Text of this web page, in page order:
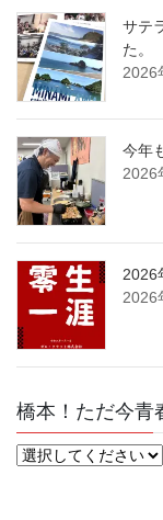
サテ
た。
2026
今年
2026
2026
2026
橋本！ただ今青